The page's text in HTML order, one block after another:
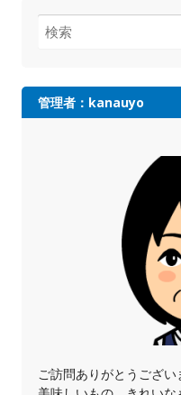
検
索:
管理者：kanauyo
ご訪問ありがとうござい